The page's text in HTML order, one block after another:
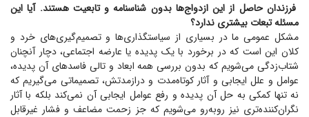
فرزندان حاصل از این ازدواج‌ها بدون شناسنامه و تابعیت هستند. آیا این
مسئله تبعات بیشتری ندارد؟
مشکل عمومی ما در بسیاری از سیاستگذاری‌ها و تصمیم‌گیری‌های خرد و
کلان این است که در برخورد با یک پدیده یا عارضه اجتماعی، دچار آنچنان
شتاب‌زدگی می‌شویم که بدون بررسی همه ابعاد و تالی فاسد‌های آن پدیده،
عوامل و علل ایجابی و آثار کوتاه‌مدت و دراز‌مدتش، تصمیماتی می‌گیریم که
نه تنها کمکی به حل آن پدیده و رفع عوامل ایجابی آن نمی‌کند بلکه با آثار
نگران‌کننده‌تری نیز روبه‌رو می‌شویم که جز زحمت مضاعف و فشار غیرقابل